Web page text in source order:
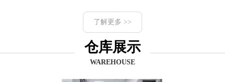
了解更多 >>
仓库展示
WAREHOUSE